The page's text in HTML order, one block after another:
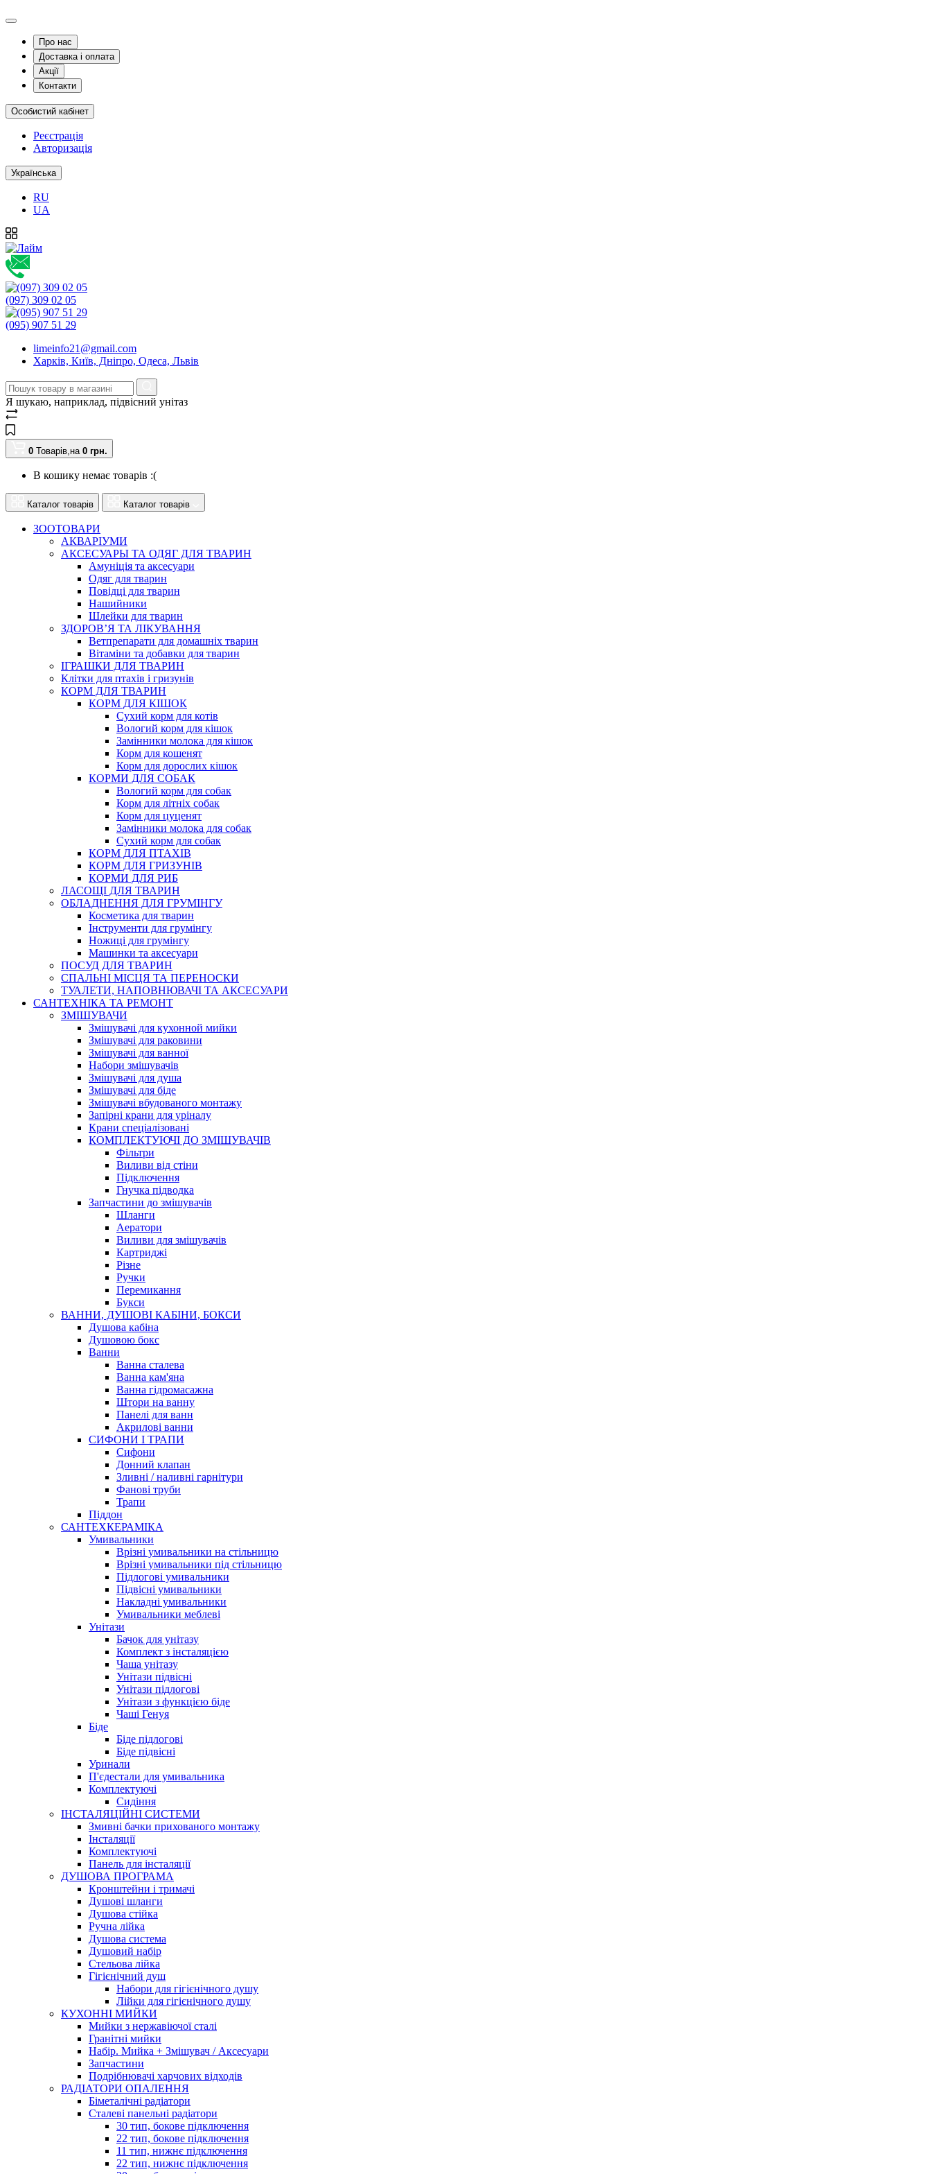
Про нас
Доставка і оплата
Акції
Контакти
Особистий кабінет
Реєстрація
Авторизація
Українська
RU
UA
(097) 309 02 05
(095) 907 51 29
limeinfo21@gmail.com
Харків, Київ, Дніпро, Одеса, Львів
Я шукаю, наприклад, підвісний унітаз
0 Товарів,на 0 грн.
В кошику немає товарів :(
Каталог товарів Каталог товарів
ЗООТОВАРИ
АКВАРІУМИ
АКСЕСУАРЫ ТА ОДЯГ ДЛЯ ТВАРИН
Амуніція та аксесуари
Одяг для тварин
Повідці для тварин
Нашийники
Шлейки для тварин
ЗДОРОВ’Я ТА ЛІКУВАННЯ
Ветпрепарати для домашніх тварин
Вітаміни та добавки для тварин
ІГРАШКИ ДЛЯ ТВАРИН
Клітки для птахів і гризунів
КОРМ ДЛЯ ТВАРИН
КОРМ ДЛЯ КІШОК
Сухий корм для котів
Вологий корм для кішок
Замінники молока для кішок
Корм для кошенят
Корм для дорослих кішок
КОРМИ ДЛЯ СОБАК
Вологий корм для собак
Корм для літніх собак
Корм для цуценят
Замінники молока для собак
Сухий корм для собак
КОРМ ДЛЯ ПТАХІВ
КОРМ ДЛЯ ГРИЗУНІВ
КОРМИ ДЛЯ РИБ
ЛАСОЩІ ДЛЯ ТВАРИН
ОБЛАДНЕННЯ ДЛЯ ГРУМІНГУ
Косметика для тварин
Інструменти для грумінгу
Ножиці для грумінгу
Машинки та аксесуари
ПОСУД ДЛЯ ТВАРИН
СПАЛЬНІ МІСЦЯ ТА ПЕРЕНОСКИ
ТУАЛЕТИ, НАПОВНЮВАЧІ ТА АКСЕСУАРИ
САНТЕХНІКА ТА РЕМОНТ
ЗМІШУВАЧИ
Змішувачі для кухонной мийки
Змішувачі для раковини
Змішувачі для ванної
Набори змішувачів
Змішувачі для душа
Змішувачі для біде
Змішувачі вбудованого монтажу
Запірні крани для уріналу
Крани спеціалізовані
КОМПЛЕКТУЮЧІ ДО ЗМІШУВАЧІВ
Фільтри
Виливи від стіни
Підключення
Гнучка підводка
Запчастини до змішувачів
Шланги
Аератори
Виливи для змішувачів
Картриджі
Різне
Ручки
Перемикання
Букси
ВАННИ, ДУШОВІ КАБІНИ, БОКСИ
Душова кабіна
Душовою бокс
Ванни
Ванна сталева
Ванна кам'яна
Ванна гідромасажна
Штори на ванну
Панелі для ванн
Акрилові ванни
СИФОНИ І ТРАПИ
Сифони
Донний клапан
Зливні / наливні гарнітури
Фанові труби
Трапи
Піддон
САНТЕХКЕРАМІКА
Умивальники
Врізні умивальники на стільницю
Врізні умивальники під стільницю
Підлогові умивальники
Підвісні умивальники
Накладні умивальники
Умивальники меблеві
Унітази
Бачок для унітазу
Комплект з інсталяцією
Чаша унітазу
Унітази підвісні
Унітази підлогові
Унітази з функцією біде
Чаші Генуя
Біде
Біде підлогові
Біде підвісні
Уринали
П'єдестали для умивальника
Комплектуючі
Сидіння
ІНСТАЛЯЦІЙНІ СИСТЕМИ
Змивні бачки прихованого монтажу
Інсталяції
Комплектуючі
Панель для інсталяції
ДУШОВА ПРОГРАМА
Кронштейни і тримачі
Душові шланги
Душова стійка
Ручна лійка
Душова система
Душовий набір
Стельова лійка
Гігієнічний душ
Набори для гігієнічного душу
Лійки для гігієнічного душу
КУХОННІ МИЙКИ
Мийки з нержавіючої сталі
Гранітні мийки
Набір. Мийка + Змішувач / Аксесуари
Запчастини
Подрібнювачі харчових відходів
РАДІАТОРИ ОПАЛЕННЯ
Біметалічні радіатори
Сталеві панельні радіатори
30 тип, бокове підключення
22 тип, бокове підключення
11 тип, нижнє підключення
22 тип, нижнє підключення